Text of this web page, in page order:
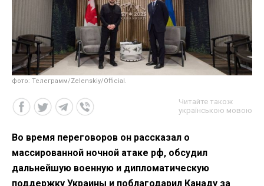
фото: Телеграмм/Zelenskiy/Official.
Читайте також
українською мовою
Во время переговоров он рассказал о
массированной ночной атаке рф, обсудил
дальнейшую военную и дипломатическую
поддержку Украины и поблагодарил Канаду за